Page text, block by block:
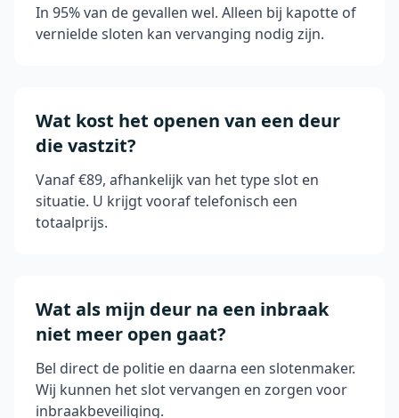
In 95% van de gevallen wel. Alleen bij kapotte of
vernielde sloten kan vervanging nodig zijn.
Wat kost het openen van een deur
die vastzit?
Vanaf €89, afhankelijk van het type slot en
situatie. U krijgt vooraf telefonisch een
totaalprijs.
Wat als mijn deur na een inbraak
niet meer open gaat?
Bel direct de politie en daarna een slotenmaker.
Wij kunnen het slot vervangen en zorgen voor
inbraakbeveiliging.